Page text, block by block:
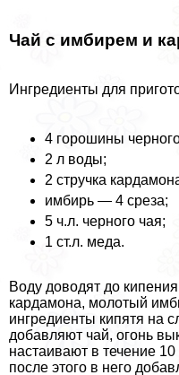
Чай с имбирем и
Ингредиенты для
4 горошины
2 л воды;
2 стручка
имбирь — 4 среза;
5 ч.л. черного чая;
1 ст.л. меда.
Воду доводят до
кардамона, молотый
ингредиенты кипятя на
добавляют чай, огонь
настаивают в течение
после этого в него